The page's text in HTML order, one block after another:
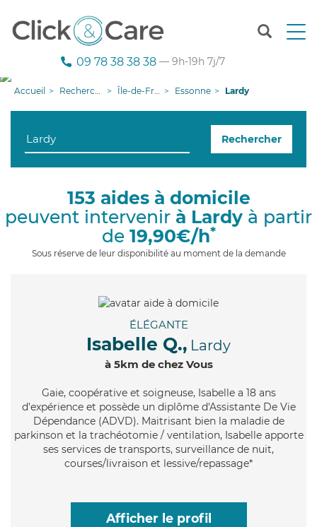
T
n
g
i
09 78 38 38 38 — 9h-19h 7j/7
Accueil Recherche aide à domicile Île-de-France Essonne Lardy
Rechercher
153 aides à domicile
peuvent intervenir à Lardy à partir
de 19,90€/h*
Sous réserve de leur disponibilité au moment de la demande
ÉLÉGANTE
Isabelle Q., Lardy
à 5km de chez Vous
Gaie, coopérative et soigneuse, Isabelle a 18 ans
d'expérience et possède un diplôme d'Assistante De Vie
Dépendance (ADVD). Maitrisant bien la maladie de
parkinson et la trachéotomie / ventilation, Isabelle apporte
ses services de transports, surveillance de nuit,
courses/livraison et lessive/repassage*
Afficher le profil